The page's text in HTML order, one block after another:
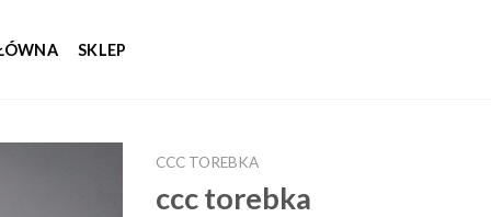
SKLEP
CCC TOREBKA
ccc torebka